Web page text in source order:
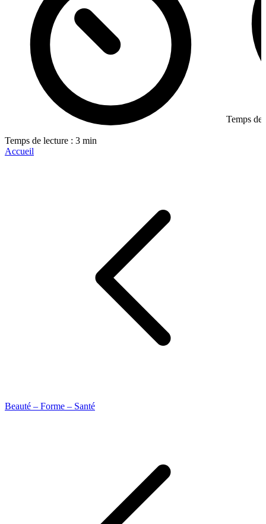
Temps de lecture : 3 min
Temps de
Accueil
Beauté – Forme – Santé